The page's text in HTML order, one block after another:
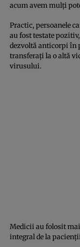
acum avem mulţi
Practic, persoanele
au fost testate
dezvoltă anticorpi în
transferaţi la o altă
virusului.
Medicii au folosit
integral de la